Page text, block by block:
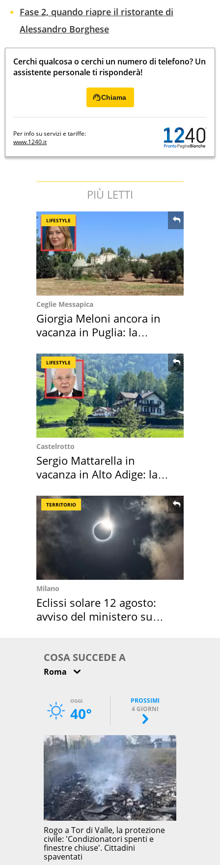
Fase 2, quando riapre il ristorante di
Alessandro Borghese
Cerchi qualcosa o cerchi un numero di telefono? Un
assistente personale ti risponderà!
Chiama
Per info su servizi e tariffe:
www.1240.it
PIÙ LETTI
LIFESTYLE
Ceglie Messapica
Giorgia Meloni ancora in
vacanza in Puglia: la
LIFESTYLE
Castelrotto
Sergio Mattarella in
vacanza in Alto Adige: la
TERRITORIO
Milano
Eclissi solare 12 agosto:
avviso del ministero su